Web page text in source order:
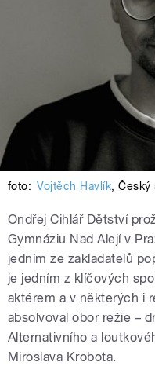
foto: Vojtěch Havlík,Český
Ondřej Cihlář Dětství
Gymnáziu Nad Alejí v
jedním ze zakladatelů
je jedním z klíčových
aktérem a v některých i
absolvoval obor režie –
Alternativního a
Miroslava Krobota.